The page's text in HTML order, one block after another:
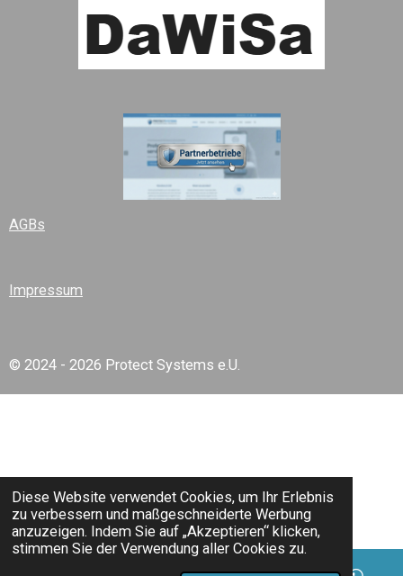
Diese Website verwendet Cookies, um Ihr Erlebnis
zu verbessern und maßgeschneiderte Werbung
anzuzeigen. Indem Sie auf „Akzeptieren“ klicken,
stimmen Sie der Verwendung aller Cookies zu.
AGBs
Impressum
© 2024 - 2026 Protect Systems e.U.